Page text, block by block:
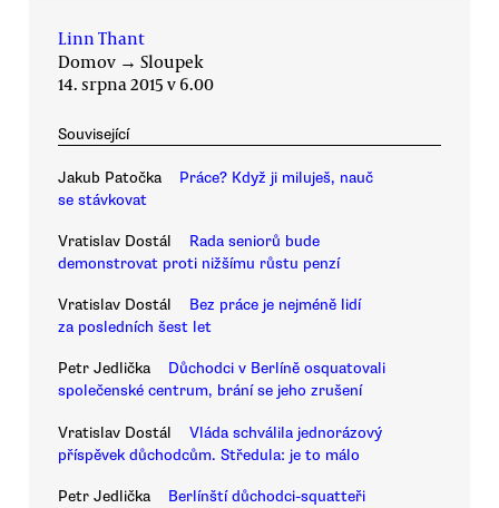
Linn Thant
Domov → Sloupek
14. srpna 2015 v 6.00
Související
Jakub Patočka
Práce? Když ji miluješ, nauč
se stávkovat
Vratislav Dostál
Rada seniorů bude
demonstrovat proti nižšímu růstu penzí
Vratislav Dostál
Bez práce je nejméně lidí
za posledních šest let
Petr Jedlička
Důchodci v Berlíně osquatovali
společenské centrum, brání se jeho zrušení
Vratislav Dostál
Vláda schválila jednorázový
příspěvek důchodcům. Středula: je to málo
Petr Jedlička
Berlínští důchodci-squatteři